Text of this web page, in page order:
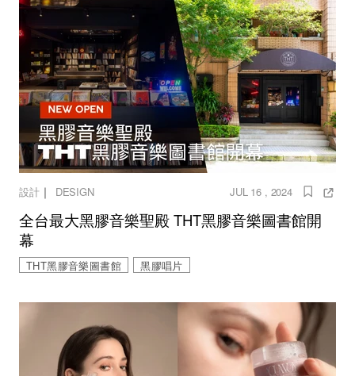
設計｜ DESIGN JUL 16 , 2024
全台最大黑膠音樂聖殿 THT黑膠音樂圖書館開
幕
THT黑膠音樂圖書館 黑膠唱片